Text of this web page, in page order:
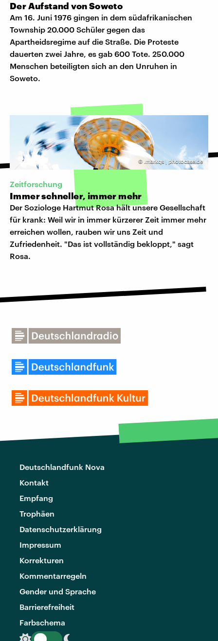
Der Aufstand von Soweto
Am 16. Juni 1976 gingen in dem südafrikanischen
Township 20.000 Schüler gegen das
Apartheidsregime auf die Straße. Die Proteste
dauerten zwei Jahre, es gab 600 Tote. 250.000
Menschen beteiligten sich an den Unruhen in
Soweto.
© .markqs | photocase.de
Zeitforschung
Immer schneller, immer mehr
Der Soziologe Hartmut Rosa hält unsere Gesellschaft
für krank: Weil wir in immer kürzerer Zeit immer mehr
erreichen wollen, rauben wir uns Zeit und
Zufriedenheit. "Das ist vollständig bekloppt," sagt
Rosa.
Deutschlandfunk Nova
Kontakt
Empfang
Trophäen
Datenschutzerklärung
Impressum
Korrekturen
Kommentarregeln
Gender und Sprache
Barrierefreiheit
Farbschema